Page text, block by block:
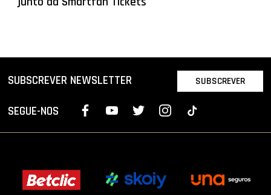
SUBSCREVER NEWSLETTER SUBSCREVER
SEGUE-NOS